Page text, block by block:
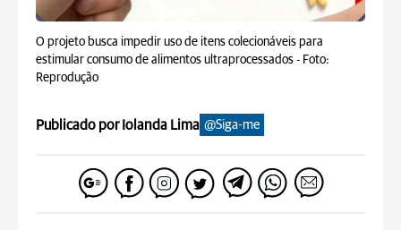
O projeto busca impedir uso de itens colecionáveis para
estimular consumo de alimentos ultraprocessados - Foto:
Reprodução
Publicado por Iolanda Lima @Siga-me